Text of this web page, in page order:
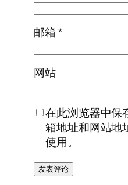
邮箱*
网站
在此浏览器中保
箱地址和网站地
使用。